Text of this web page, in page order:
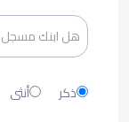
ذكر أنثى